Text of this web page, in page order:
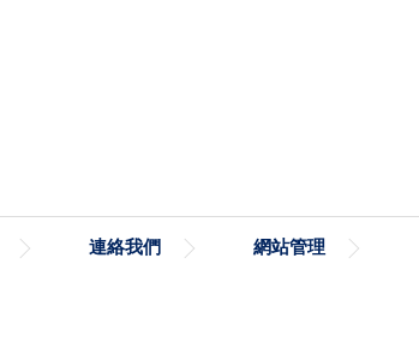
連絡我們 網站管理